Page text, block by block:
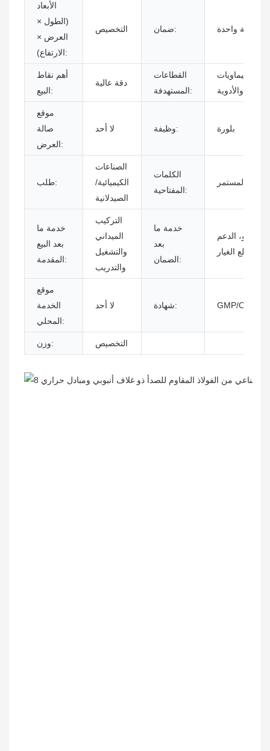
الأبعاد
(الطول ×
العرض ×
الارتفاع):
التخصيص ضمان: سنة واحدة
أهم نقاط
البيع:
دقة عالية
القطاعات
المستهدفة:
والكيماويات
والأدوية
موقع
صالة
العرض:
لا أحد وظيفة: بلورة
طلب:
الصناعات
الكيميائية/
الصيدلانية
الكلمات
المفتاحية:
المستمر
خدمة ما
بعد البيع
المقدمة:
التركيب
الميداني
والتشغيل
والتدريب
خدمة ما
بعد
الضمان:
الدعم
قطع الغيار
موقع
الخدمة
المحلي:
لا أحد شهادة: GMP/CE/
وزن: التخصيص